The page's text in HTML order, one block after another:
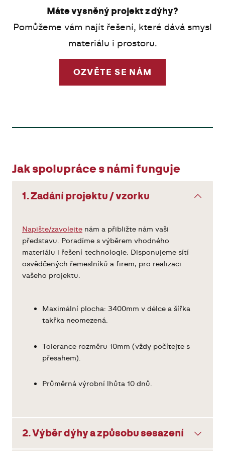
Máte vysněný projekt z dýhy?
Pomůžeme vám najít řešení, které dává smysl
materiálu i prostoru.
OZVĚTE SE NÁM
Jak spolupráce s námi funguje
1. Zadání projektu / vzorku
Napište/zavolejte nám a přibližte nám vaši
představu. Poradíme s výběrem vhodného
materiálu i řešení technologie. Disponujeme sítí
osvědčených řemeslníků a firem, pro realizaci
vašeho projektu.
Maximální plocha: 3400mm v délce a šířka
takřka neomezená.
Tolerance rozměru 10mm (vždy počítejte s
přesahem).
Průměrná výrobní lhůta 10 dnů.
2. Výběr dýhy a způsobu sesazení